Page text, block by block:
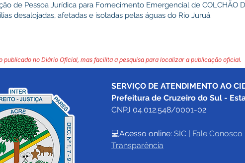
de Pessoa Jurídica para Fornecimento Emergencial de COLCHÃO
desalojadas, afetadas e isoladas pelas águas do Rio Juruá.
publicado no Diário Oficial, mas facilita a pesquisa para localizar a publicação oficial.
SERVIÇO DE ATENDIMENTO AO
Prefeitura de Cruzeiro do Sul -
CNPJ 04.012.548/0001-02
💻Acesso online: SIC | Fale Conosco
Transparência